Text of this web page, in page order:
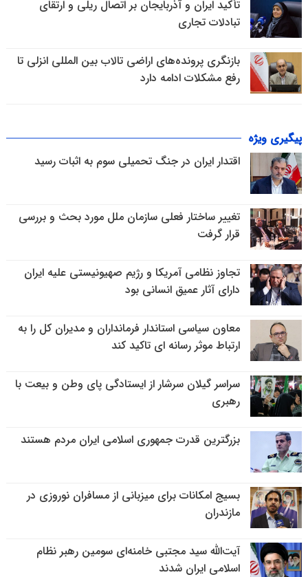
تأکید ایران و آذربایجان بر اتصال ریلی و ارتقای
تبادلات تجاری
بازنگری پرونده‌های اراضی تالاب بین المللی انزلی تا
رفع مشکلات ادامه دارد
پیگیری ویژه
اقتدار ایران در جنگ تحمیلی سوم به اثبات رسید
تغییر ساختار فعلی سازمان ملل مورد بحث و بررسی
قرار گرفت
تجاوز نظامی آمریکا و رژیم صهیونیستی علیه ایران
دارای آثار عمیق انسانی بود
معاون سیاسی استاندار فرمانداران و مدیران کل را به
ارتباط موثر رسانه ای تاکید کند
سراسر گیلان سرشار از ایستادگی پای وطن و بیعت با
رهبری
بزرگترین قدرت جمهوری اسلامی ایران مردم هستند
بسیج امکانات برای میزبانی از مسافران نوروزی در
مازندران
آیت‌الله سید مجتبی خامنه‌ای سومین رهبر نظام
اسلامی ایران شدند